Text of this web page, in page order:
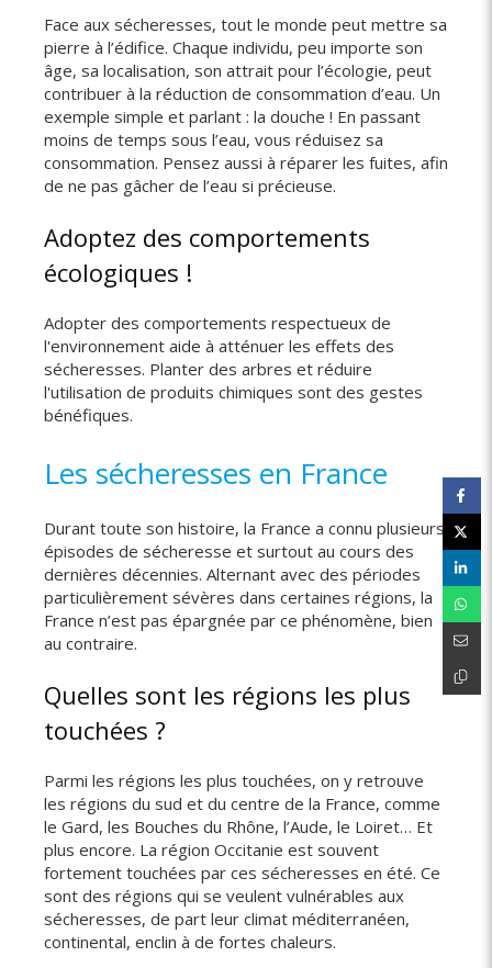
Face aux sécheresses, tout le monde peut mettre sa
pierre à l’édifice. Chaque individu, peu importe son
âge, sa localisation, son attrait pour l’écologie, peut
contribuer à la réduction de consommation d’eau. Un
exemple simple et parlant : la douche ! En passant
moins de temps sous l’eau, vous réduisez sa
consommation. Pensez aussi à réparer les fuites, afin
de ne pas gâcher de l’eau si précieuse.
Adoptez des comportements
écologiques !
Adopter des comportements respectueux de
l'environnement aide à atténuer les effets des
sécheresses. Planter des arbres et réduire
l'utilisation de produits chimiques sont des gestes
bénéfiques.
Les sécheresses en France
Durant toute son histoire, la France a connu plusieurs
épisodes de sécheresse et surtout au cours des
dernières décennies. Alternant avec des périodes
particulièrement sévères dans certaines régions, la
France n’est pas épargnée par ce phénomène, bien
au contraire.
Quelles sont les régions les plus
touchées ?
Parmi les régions les plus touchées, on y retrouve
les régions du sud et du centre de la France, comme
le Gard, les Bouches du Rhône, l’Aude, le Loiret… Et
plus encore. La région Occitanie est souvent
fortement touchées par ces sécheresses en été. Ce
sont des régions qui se veulent vulnérables aux
sécheresses, de part leur climat méditerranéen,
continental, enclin à de fortes chaleurs.